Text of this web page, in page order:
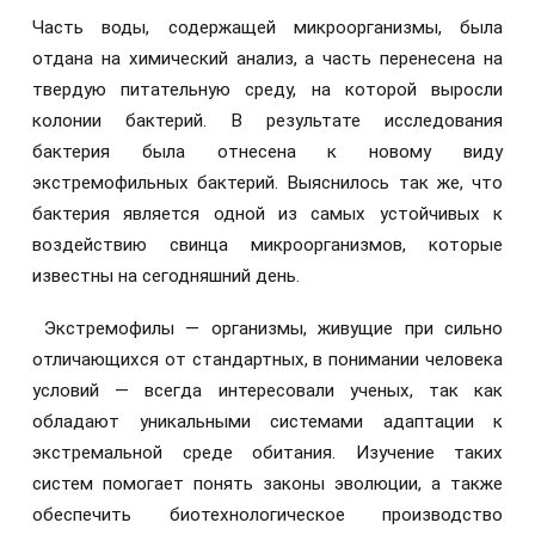
Часть воды, содержащей микроорганизмы, была
отдана на химический анализ, а часть перенесена на
твердую питательную среду, на которой выросли
колонии бактерий. В результате исследования
бактерия была отнесена к новому виду
экстремофильных бактерий. Выяснилось так же, что
бактерия является одной из самых устойчивых к
воздействию свинца микроорганизмов, которые
известны на сегодняшний день.
Экстремофилы — организмы, живущие при сильно
отличающихся от стандартных, в понимании человека
условий — всегда интересовали ученых, так как
обладают уникальными системами адаптации к
экстремальной среде обитания. Изучение таких
систем помогает понять законы эволюции, а также
обеспечить биотехнологическое производство